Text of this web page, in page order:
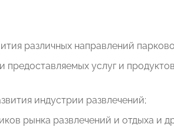
различных направлений
предоставляемых услуг и
индустрии развлечений;
рынка развлечений и отдыха и